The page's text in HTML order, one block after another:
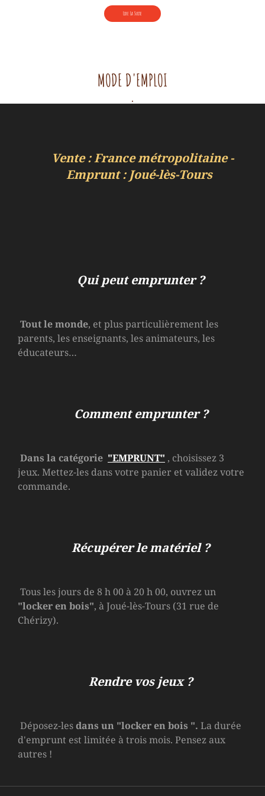
prix
initial
prix
actuel
Lire La Suite
MODE D'EMPLOI
.
Vente : France métropolitaine -
Emprunt : Joué-lès-Tours
Qui peut emprunter ?
Tout le monde, et plus particulièrement les
parents, les enseignants, les animateurs, les
éducateurs…
Comment emprunter ?
Dans la catégorie "EMPRUNT" , choisissez 3
jeux. Mettez-les dans votre panier et validez votre
commande.
Récupérer le matériel ?
Tous les jours de 8 h 00 à 20 h 00, ouvrez un
"locker en bois", à Joué-lès-Tours (31 rue de
Chérizy).
Rendre vos jeux ?
Déposez-lesdans un "locker en bois ". La durée
d'emprunt est limitée à trois mois. Pensez aux
autres !